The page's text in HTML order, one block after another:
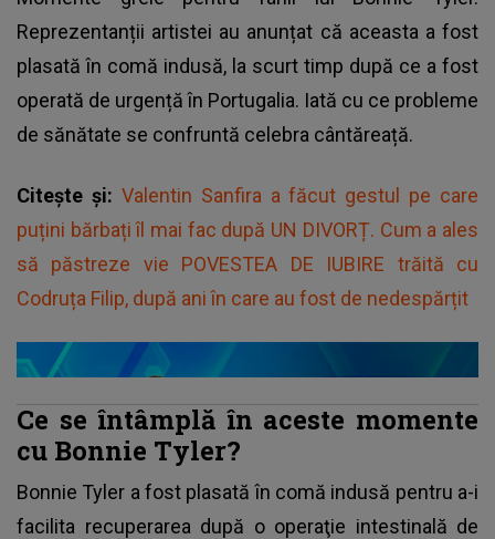
Reprezentanții artistei au anunțat că aceasta a fost
plasată în comă indusă, la scurt timp după ce a fost
operată de urgență în Portugalia. Iată cu ce probleme
de sănătate se confruntă celebra cântăreață.
Citește și: Valentin Sanfira a făcut gestul pe care
puțini bărbați îl mai fac după UN DIVORȚ. Cum a ales
să păstreze vie POVESTEA DE IUBIRE trăită cu
Codruța Filip, după ani în care au fost de nedespărțit
Ce se întâmplă în aceste momente
cu Bonnie Tyler?
Bonnie Tyler a fost plasată în comă indusă pentru a-i
facilita recuperarea după o operaţie intestinală de